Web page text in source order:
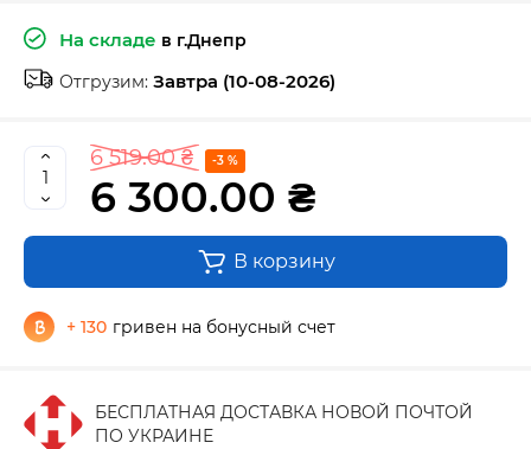
На складе в г.Днепр
Отгрузим: Завтра (10-08-2026)
6 519.00 ₴ -3 %
6 300.00 ₴
В корзину
+ 130 гривен на бонусный счет
БЕСПЛАТНАЯ ДОСТАВКА НОВОЙ ПОЧТОЙ
ПО УКРАИНЕ